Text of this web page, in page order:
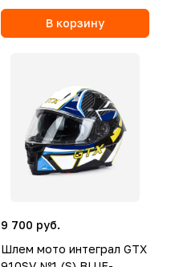
В корзину
9 700 руб.
Шлем мото интеграл GTX